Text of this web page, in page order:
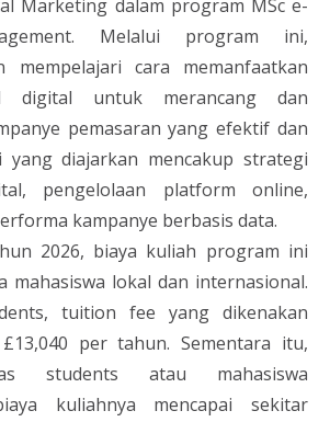
Marketing dalam program MSc e-
Melalui program ini,
mempelajari cara memanfaatkan
digital untuk merancang dan
pemasaran yang efektif dan
yang diajarkan mencakup strategi
pengelolaan platform online,
kampanye berbasis data.
2026, biaya kuliah program ini
mahasiswa lokal dan internasional.
tuition fee yang dikenakan
per tahun. Sementara itu,
students atau mahasiswa
kuliahnya mencapai sekitar